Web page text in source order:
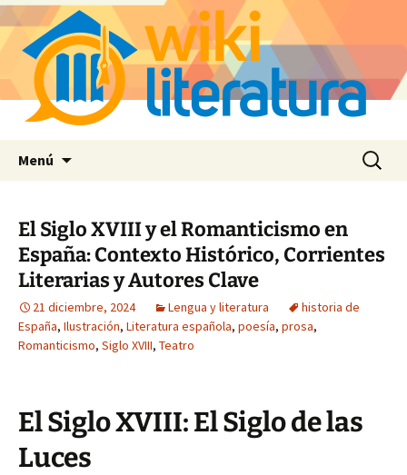
Menú Buscar:
El Siglo XVIII y el Romanticismo en
España: Contexto Histórico, Corrientes
Literarias y Autores Clave
21 diciembre, 2024 Lengua y literatura
historia de
España, Ilustración, Literatura española, poesía, prosa,
Romanticismo, Siglo XVIII, Teatro
El Siglo XVIII: El Siglo de las
Luces